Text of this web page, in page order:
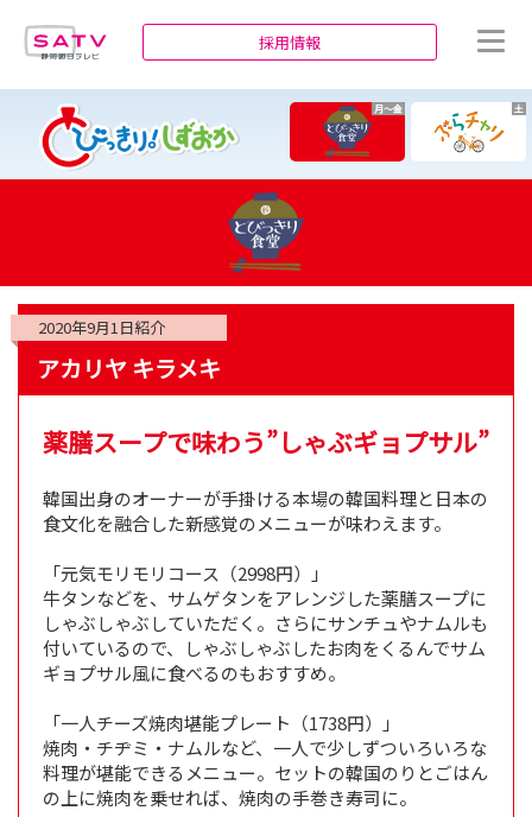
採用情報
月～金 土
2020年9月1日紹介
アカリヤ キラメキ
薬膳スープで味わう”しゃぶギョプサル”
韓国出身のオーナーが手掛ける本場の韓国料理と日本の
食文化を融合した新感覚のメニューが味わえます。
「元気モリモリコース（2998円）」
牛タンなどを、サムゲタンをアレンジした薬膳スープに
しゃぶしゃぶしていただく。さらにサンチュやナムルも
付いているので、しゃぶしゃぶしたお肉をくるんでサム
ギョプサル風に食べるのもおすすめ。
「一人チーズ焼肉堪能プレート（1738円）」
焼肉・チヂミ・ナムルなど、一人で少しずついろいろな
料理が堪能できるメニュー。セットの韓国のりとごはん
の上に焼肉を乗せれば、焼肉の手巻き寿司に。